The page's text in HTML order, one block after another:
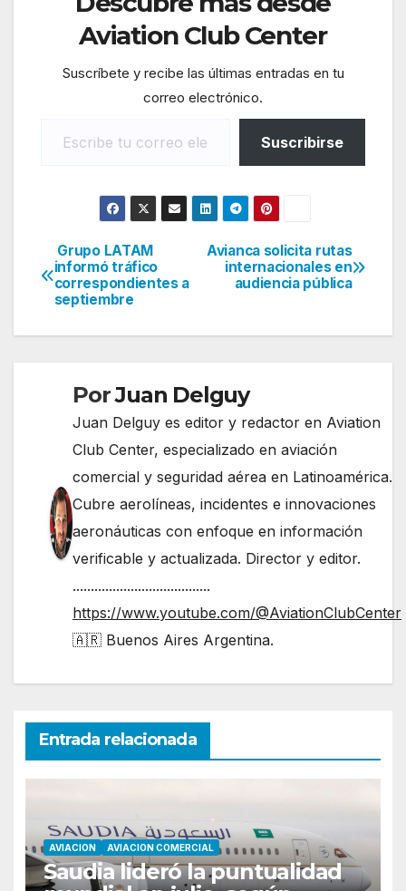
Aviation Club Center
Suscríbete y recibe las últimas entradas en tu
correo electrónico.
Suscribirse
Navegación
de
entradas
Avianca solicita rutas
internacionales en
audiencia pública
Grupo LATAM
informó tráfico
correspondientes a
septiembre
PorJuan Delguy
Juan Delguy es editor y redactor en Aviation
Club Center, especializado en aviación
comercial y seguridad aérea en Latinoamérica.
Cubre aerolíneas, incidentes e innovaciones
aeronáuticas con enfoque en información
verificable y actualizada. Director y editor.
......................................
https://www.youtube.com/@AviationClubCenter
🇦🇷 Buenos Aires Argentina.
Entrada relacionada
AVIACION AVIACION COMERCIAL
Saudia lideró la puntualidad